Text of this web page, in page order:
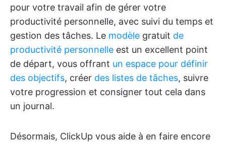
pour votre travail afin de gérer votre
productivité personnelle, avec suivi du temps et
gestion des tâches. Le modèle gratuit de
productivité personnelle est un excellent point
de départ, vous offrant un espace pour définir
des objectifs, créer des listes de tâches, suivre
votre progression et consigner tout cela dans
un journal.
Désormais, ClickUp vous aide à en faire encore